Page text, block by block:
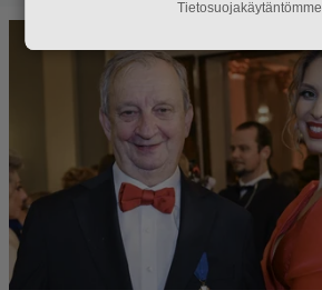
Tietosuojakäytäntömme